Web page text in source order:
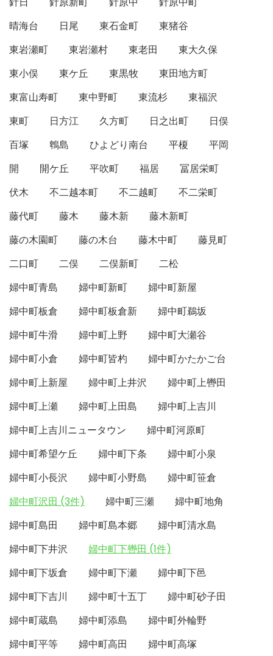
晴海台
日尾 東石金町
東猪谷
東岩瀬町
東岩瀬村 東老田
東大久保
東小俣
東ケ丘 東黒牧
東田地方町
東富山寿町
東中野町 東流杉
東福沢
東町
日方江 久方町 日之出町
日俣
百塚
鵯島 ひよどり南台 平榎
平岡
開
開ケ丘 平吹町 福居
冨居栄町
伏木
不二越本町 不二越町
不二栄町
藤代町
藤木 藤木新
藤木新町
藤の木園町
藤の木台 藤木中町
藤見町
二口町
二俣 二俣新町
二松
婦中町青島
婦中町新町
婦中町新屋
婦中町板倉
婦中町板倉新
婦中町鵜坂
婦中町牛滑
婦中町上野
婦中町大瀬谷
婦中町小倉
婦中町皆杓
婦中町かたかご台
婦中町上新屋
婦中町上井沢
婦中町上轡田
婦中町上瀬
婦中町上田島
婦中町上吉川
婦中町上吉川ニュータウン
婦中町河原町
婦中町希望ケ丘
婦中町下条
婦中町小泉
婦中町小長沢
婦中町小野島
婦中町笹倉
婦中町沢田 (3件)
婦中町三瀬
婦中町地角
婦中町島田
婦中町島本郷
婦中町清水島
婦中町下井沢
婦中町下轡田 (1件)
婦中町下坂倉
婦中町下瀬
婦中町下邑
婦中町下吉川
婦中町十五丁
婦中町砂子田
婦中町蔵島
婦中町添島
婦中町外輪野
婦中町平等
婦中町高田
婦中町高塚